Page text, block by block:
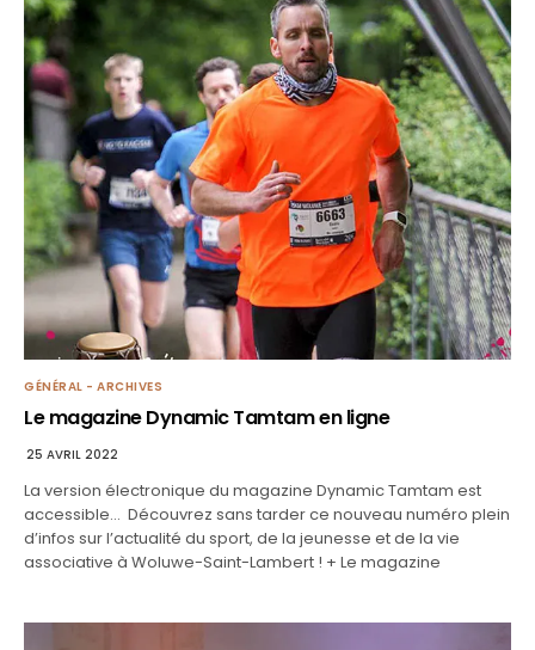
GÉNÉRAL - ARCHIVES
Le magazine Dynamic Tamtam en ligne
25 AVRIL 2022
La version électronique du magazine Dynamic Tamtam est
accessible… Découvrez sans tarder ce nouveau numéro plein
d’infos sur l’actualité du sport, de la jeunesse et de la vie
associative à Woluwe-Saint-Lambert ! + Le magazine